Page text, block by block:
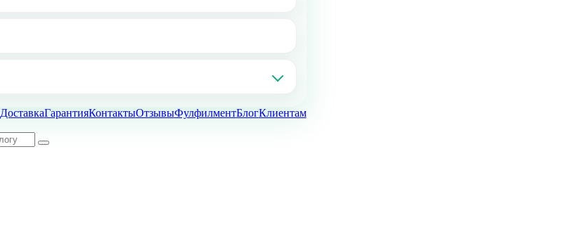
ДоставкаГарантияКонтактыОтзывыФулфилментБлогКлиентам